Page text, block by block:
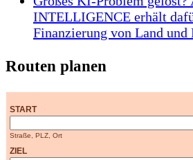
INTELLIGENCE erhält
Finanzierung von Land und
Routen planen
START
Straße, PLZ, Ort
ZIEL